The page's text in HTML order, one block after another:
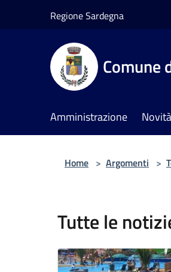
Regione Sardegna
Comune
Amministrazione Novità
Home > Argomenti >
Tutte le